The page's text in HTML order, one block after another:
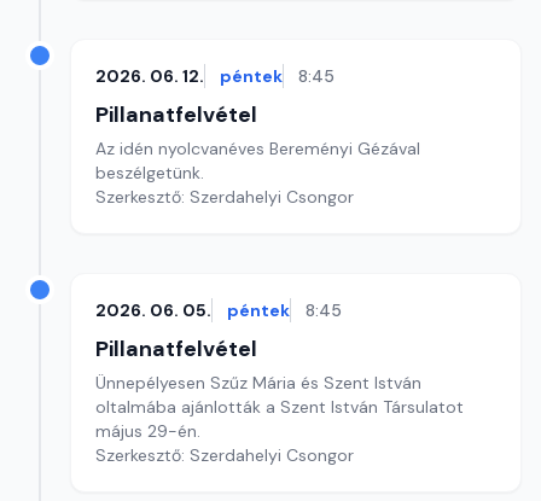
2026. 06. 12. péntek 8:45
Pillanatfelvétel
Az idén nyolcvanéves Bereményi Gézával
beszélgetünk.
Szerkesztő: Szerdahelyi Csongor
2026. 06. 05. péntek 8:45
Pillanatfelvétel
Ünnepélyesen Szűz Mária és Szent István
oltalmába ajánlották a Szent István Társulatot
május 29-én.
Szerkesztő: Szerdahelyi Csongor